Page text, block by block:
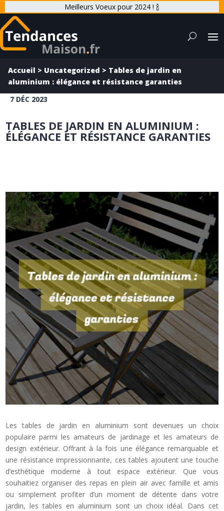
Meilleurs Voeux pour 2024 ! 🍾
Accueil > Uncategorized > Tables de jardin en
aluminium : élégance et résistance garanties
7 DÉC 2023
TABLES DE JARDIN EN ALUMINIUM :
ÉLÉGANCE ET RÉSISTANCE GARANTIES
Les tables de jardin en aluminium sont devenues un choix
populaire parmi les amateurs de jardinage et les amateurs de
design extérieur. Offrant à la fois une élégance remarquable et
une résistance impressionnante, ces tables ajoutent une touche
d’esthétique moderne à tout espace extérieur. Que vous
souhaitiez organiser des repas en plein air avec famille et amis
ou simplement profiter d’un moment de détente dans votre
jardin, les tables en aluminium sont un choix idéal. Dans cet